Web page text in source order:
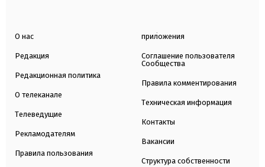
О нас
Редакция
Редакционная политика
О телеканале
Телеведущие
Рекламодателям
Правила пользования
приложения
Соглашение пользователя
Сообщества
Правила комментирования
Техническая информация
Контакты
Вакансии
Структура собственности